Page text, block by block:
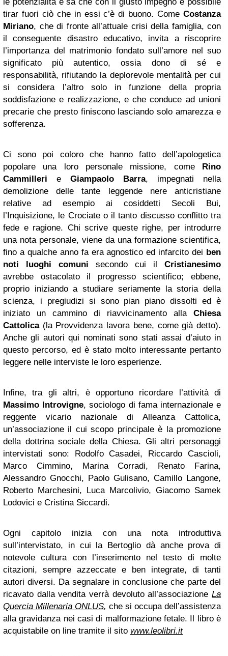
tirar fuori ciò che in essi c’è di buono. Come Costanza
Miriano, che di fronte all’attuale crisi della famiglia, con
il conseguente disastro educativo, invita a riscoprire
l’importanza del matrimonio fondato sull’amore nel suo
significato più autentico, ossia dono di sé e
responsabilità, rifiutando la deplorevole mentalità per cui
si considera l’altro solo in funzione della propria
soddisfazione e realizzazione, e che conduce ad unioni
precarie che presto finiscono lasciando solo amarezza e
sofferenza.
Ci sono poi coloro che hanno fatto dell’apologetica
popolare una loro personale missione, comeRino
Cammilleri e Giampaolo Barra, impegnati nella
demolizione delle tante leggende nere anticristiane
relative ad esempio ai cosiddetti Secoli Bui,
l’Inquisizione, le Crociate o il tanto discusso conflitto tra
fede e ragione. Chi scrive queste righe, per introdurre
una nota personale, viene da una formazione scientifica,
fino a qualche anno fa era agnostico ed infarcito dei ben
noti luoghi comuni secondo cui il Cristianesimo
avrebbe ostacolato il progresso scientifico; ebbene,
proprio iniziando a studiare seriamente la storia della
scienza, i pregiudizi si sono pian piano dissolti ed è
iniziato un cammino di riavvicinamento alla Chiesa
Cattolica(la Provvidenza lavora bene, come già detto).
Anche gli autori qui nominati sono stati assai d’aiuto in
questo percorso, ed è stato molto interessante pertanto
leggere nelle interviste le loro esperienze.
Infine, tra gli altri, è opportuno ricordare l’attività di
Massimo Introvigne, sociologo di fama internazionale e
reggente vicario nazionale di Alleanza Cattolica,
un’associazione il cui scopo principale è la promozione
della dottrina sociale della Chiesa. Gli altri personaggi
intervistati sono: Rodolfo Casadei, Riccardo Cascioli,
Marco Cimmino, Marina Corradi, Renato Farina,
Alessandro Gnocchi, Paolo Gulisano, Camillo Langone,
Roberto Marchesini, Luca Marcolivio, Giacomo Samek
Lodovici e Cristina Siccardi.
Ogni capitolo inizia con una nota introduttiva
sull’intervistato, in cui la Bertoglio dà anche prova di
notevole cultura con l’inserimento nel testo di molte
citazioni, sempre azzeccate e ben integrate, di tanti
autori diversi. Da segnalare in conclusione che parte del
ricavato dalla vendita verrà devoluto all’associazione La
Quercia Millenaria ONLUS, che si occupa dell’assistenza
alla gravidanza nei casi di malformazione fetale. Il libro è
acquistabile on line tramite il sito www.leolibri.it